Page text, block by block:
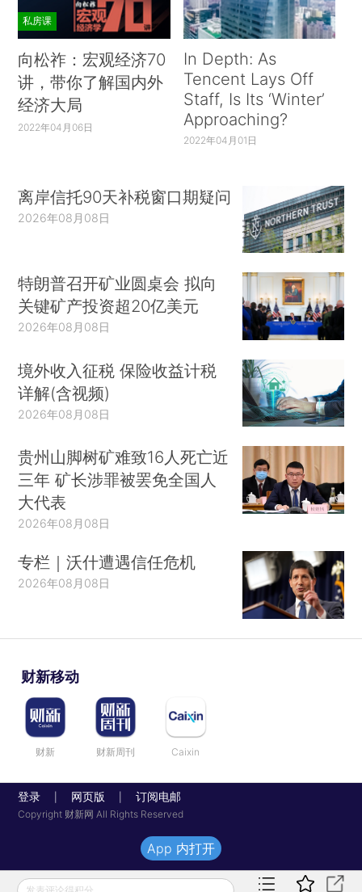
私房课
向松祚：宏观经济70
讲，带你了解国内外
经济大局
2022年04月06日
In Depth: As
Tencent Lays Off
Staff, Is Its ‘Winter’
Approaching?
2022年04月01日
离岸信托90天补税窗口期疑问
2026年08月08日
特朗普召开矿业圆桌会 拟向
关键矿产投资超20亿美元
2026年08月08日
境外收入征税 保险收益计税
详解(含视频)
2026年08月08日
贵州山脚树矿难致16人死亡近
三年 矿长涉罪被罢免全国人
大代表
2026年08月08日
专栏｜沃什遭遇信任危机
2026年08月08日
财新移动
财新 财新周刊 Caixin
登录 网页版 订阅电邮
Copyright 财新网 All Rights Reserved
发表评论得积分
App 内打开